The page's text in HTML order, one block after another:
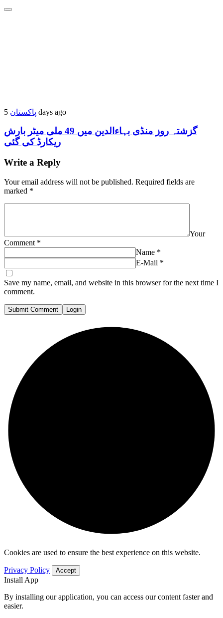
پاکستان 5 days ago
گزشتہ روز منڈی بہاءالدین میں 49 ملی میٹر بارش
ریکارڈ کی گئی
Write a Reply
Your email address will not be published. Required fields are
marked *
Your
Comment *
Name *
E-Mail *
Save my name, email, and website in this browser for the next time I
comment.
Submit Comment Login
Cookies are used to ensure the best experience on this website.
Privacy Policy Accept
Install App
By installing our application, you can access our content faster and
easier.